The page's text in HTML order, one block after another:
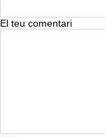
El teu comentari